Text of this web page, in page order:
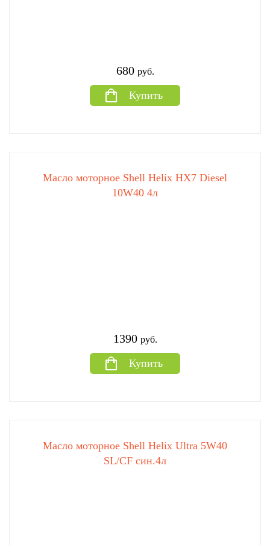
680 руб.
Купить
Масло моторное Shell Helix HX7 Diesel
10W40 4л
1390 руб.
Купить
Масло моторное Shell Helix Ultra 5W40
SL/CF син.4л